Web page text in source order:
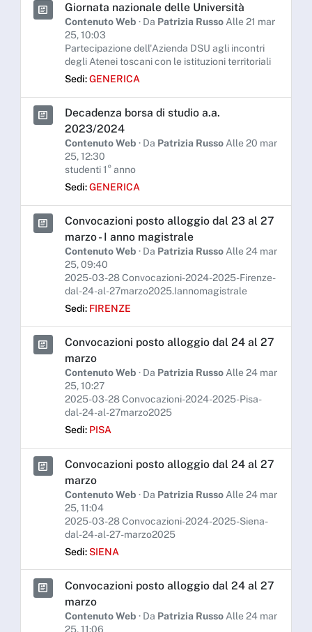
Giornata nazionale delle Università
Contenuto Web · Da Patrizia Russo Alle 21 mar
25, 10:03
Partecipazione dell'Azienda DSU agli incontri
degli Atenei toscani con le istituzioni territoriali
Sedi:GENERICA
Decadenza borsa di studio a.a.
2023/2024
Contenuto Web · Da Patrizia Russo Alle 20 mar
25, 12:30
studenti 1° anno
Sedi:GENERICA
Convocazioni posto alloggio dal 23 al 27
marzo - I anno magistrale
Contenuto Web · Da Patrizia RussoAlle 24 mar
25, 09:40
2025-03-28 Convocazioni-2024-2025-Firenze-
dal-24-al-27marzo2025.Iannomagistrale
Sedi: FIRENZE
Convocazioni posto alloggio dal 24 al 27
marzo
Contenuto Web · Da Patrizia RussoAlle 24 mar
25, 10:27
2025-03-28 Convocazioni-2024-2025-Pisa-
dal-24-al-27marzo2025
Sedi: PISA
Convocazioni posto alloggio dal 24 al 27
marzo
Contenuto Web · Da Patrizia Russo Alle 24 mar
25, 11:04
2025-03-28 Convocazioni-2024-2025-Siena-
dal-24-al-27-marzo2025
Sedi:SIENA
Convocazioni posto alloggio dal 24 al 27
marzo
Contenuto Web · Da Patrizia Russo Alle 24 mar
25, 11:06